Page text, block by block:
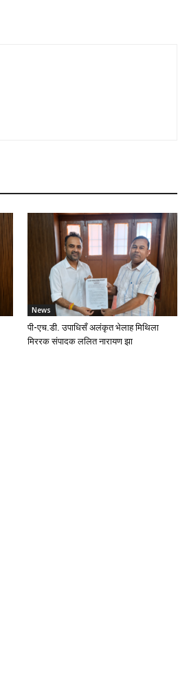
News
पी-एच.डी. उपाधिसँ अलंकृत भेलाह मिथिला
मिररक संपादक ललित नारायण झा